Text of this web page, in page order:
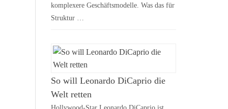
komplexere Geschäftsmodelle. Was das für
Struktur …
So will Leonardo DiCaprio die
Welt retten